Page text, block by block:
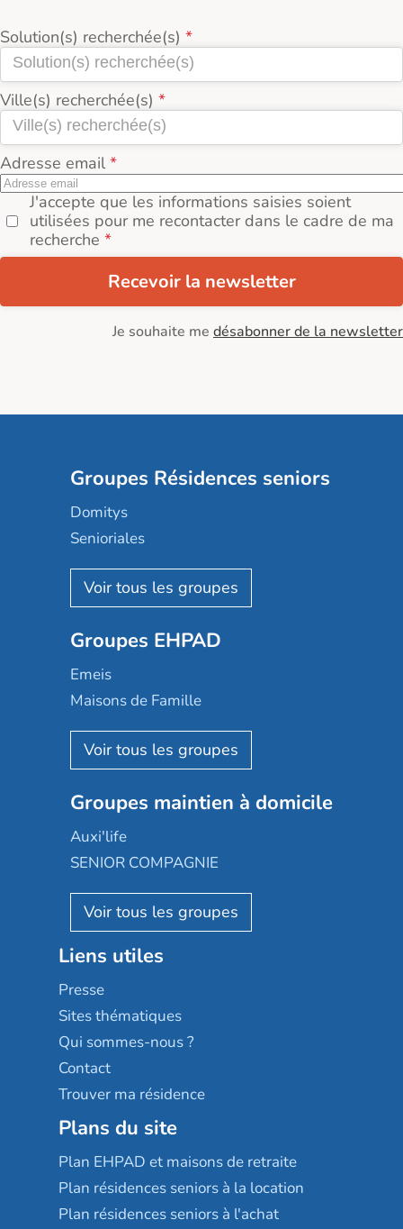
Solution(s) recherchée(s)
Ville(s) recherchée(s)
Adresse email
J'accepte que les informations saisies soient
utilisées pour me recontacter dans le cadre de ma
recherche
Recevoir la newsletter
Je souhaite me désabonner de la newsletter
Groupes Résidences seniors
Domitys
Senioriales
Nohée
Les Résidentiels
Mobicap
Domusvi
Happy Senior
Aquarelia
Nexity edenea
Les jardins d'Arcadie
Occitalia
Appartseniors
Reseda
Stella management
Les villages d'or
Sérénys
Résidences services Villa Médicis
Groupes EHPAD
Emeis
Maisons de Famille
Korian
Emera
Groupe SOS
Le Noble Âge
Almage
Résidalya
Groupe aplus
Groupes maintien à domicile
Auxi'life
SENIOR COMPAGNIE
AGE D'OR Services
Liens utiles
Presse
Sites thématiques
Qui sommes-nous ?
Contact
Trouver ma résidence
Plans du site
Plan EHPAD et maisons de retraite
Plan résidences seniors à la location
Plan résidences seniors à l'achat